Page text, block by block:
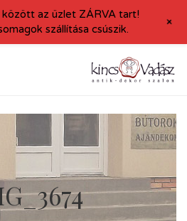
az üzlet ZÁRVA tart!
szállítása csúszik.
+